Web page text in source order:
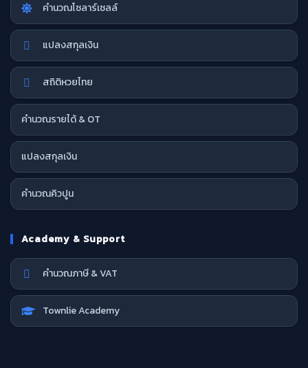
คำนวณโซลาร์เซลล์
แปลงสกุลเงิน
สถิติหวยไทย
คำนวณรายได้ & OT
แปลงสกุลเงิน
คำนวณคิวปูน
Academy & Support
คำนวณภาษี & VAT
Townlie Academy